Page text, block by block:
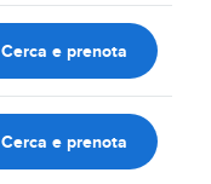
Cerca e prenota
Cerca e prenota